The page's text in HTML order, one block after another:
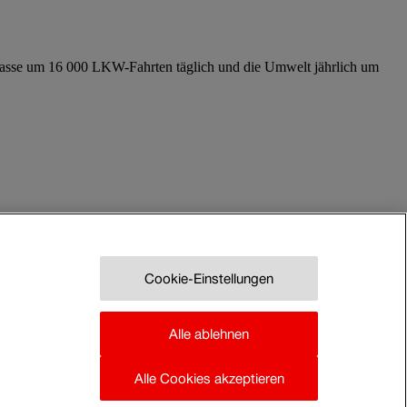
um 16 000 LKW-Fahrten täglich und die Umwelt jährlich um
Wagenladungsverkehr
Cookie-Einstellungen
Alle ablehnen
Alle Cookies akzeptieren